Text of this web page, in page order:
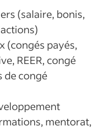
(salaire, bonis,
(congés payés,
REER, congé
de congé
mentorat,